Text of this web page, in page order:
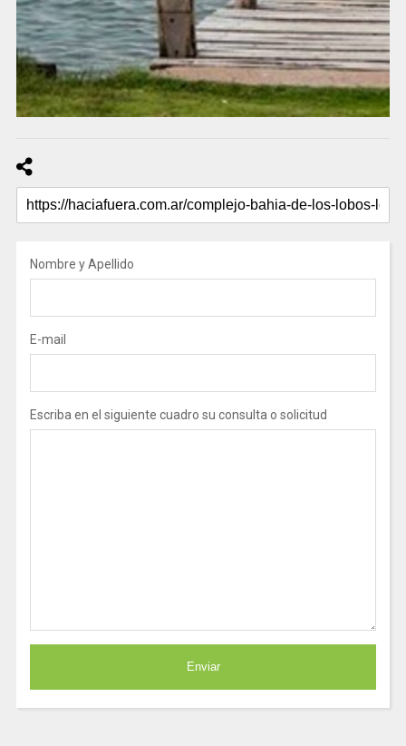
Nombre y Apellido
E-mail
Escriba en el siguiente cuadro su consulta o solicitud